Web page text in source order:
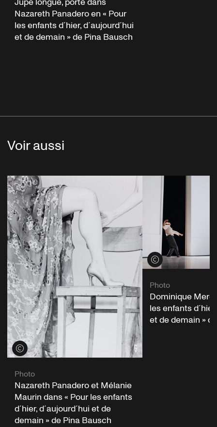
Nazareth Panadero en « Pour
les enfants d´hier, d´aujourd´hui
et de demain » de Pina Bausch
Voir aussi
Voir les crédits
Photo
Nazareth Panadero et Mélanie
Maurin dans « Pour les enfants
d´hier, d´aujourd´hui et de
demain » de Pina Bausch
Voir les crédits
Photo
Dominique
les enfants
et de demain »